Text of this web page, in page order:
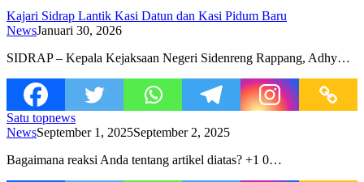
Kajari Sidrap Lantik Kasi Datun dan Kasi Pidum Baru
NewsJanuari 30, 2026
SIDRAP – Kepala Kejaksaan Negeri Sidenreng Rappang, Adhy…
Satu topnews
NewsSeptember 1, 2025September 2, 2025
Bagaimana reaksi Anda tentang artikel diatas? +1 0…